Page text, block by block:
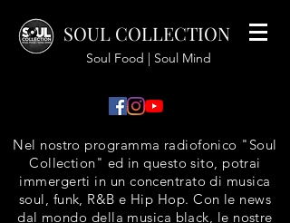
SOUL COLLECTION
Soul Food | Soul Mind
Nel nostro programma radiofonico "Soul
Collection" ed in questo sito, potrai
immergerti in un concentrato di musica
soul, funk, R&B e Hip Hop. Con le news
dal mondo della musica black, le nostre